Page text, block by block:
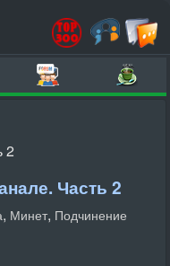
2
Часть 2
, Минет, Подчинение